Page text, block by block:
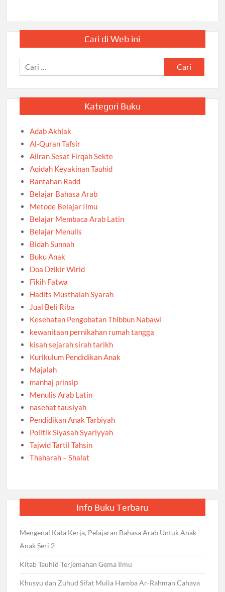
Cari di Web ini
Cari
untuk:
Kategori Buku
Adab Akhlak
Al-Quran Tafsir
Aliran Sesat Firqah Sekte
Aqidah Keyakinan Tauhid
Bantahan Radd
Belajar Bahasa Arab
Metode Belajar Ilmu
Belajar Membaca Arab Latin
Belajar Menulis
Bidah Sunnah
Buku Anak
Doa Dzikir Wirid
Fikih Fatwa
Hadits Musthalah Syarah
Jual Beli Riba
Kesehatan Pengobatan Thibbun Nabawi
kewanitaan pernikahan rumah tangga
kisah sejarah sirah tarikh
Kurikulum Pendidikan Anak
Majalah
manhaj prinsip
Menulis Arab Latin
nasehat tausiyah
Pendidikan Anak Tarbiyah
Politik Siyasah Syariyyah
Tajwid Tartil Tahsin
Thaharah – Shalat
Info Buku Terbaru
Mengenal Kata Kerja, Pelajaran Bahasa Arab Untuk Anak-
Anak Seri 2
Kitab Tauhid Terjemahan Gema Ilmu
Khusyu dan Zuhud Sifat Mulia Hamba Ar-Rahman Cahaya